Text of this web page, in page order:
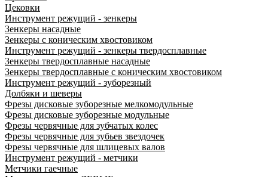
Цековки
Инструмент режущий - зенкеры
Зенкеры насадные
Зенкеры с коническим хвостовиком
Инструмент режущий - зенкеры твердосплавные
Зенкеры твердосплавные насадные
Зенкеры твердосплавные с коническим хвостовиком
Инструмент режущий - зуборезный
Долбяки и шеверы
Фрезы дисковые зуборезные мелкомодульные
Фрезы дисковые зуборезные модульные
Фрезы червячные для зубчатых колес
Фрезы червячные для зубьев звездочек
Фрезы червячные для шлицевых валов
Инструмент режущий - метчики
Метчики гаечные